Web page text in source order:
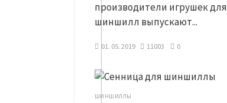
производители игрушек для
шиншилл выпускают...
01. 05. 2019 11003 0
ШИНШИЛЛЫ